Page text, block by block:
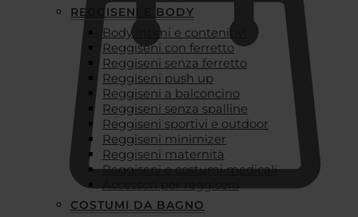
REGGISENI E BODY
Body intimi e contenitivi
Reggiseni con ferretto
Reggiseni senza ferretto
Reggiseni push up
Reggiseni a balconcino
Reggiseni senza spalline
Reggiseni sportivi e outdoor
Reggiseni minimizer
Reggiseni maternità
Reggiseni e costumi medicali
Accessori per reggiseni
COSTUMI DA BAGNO